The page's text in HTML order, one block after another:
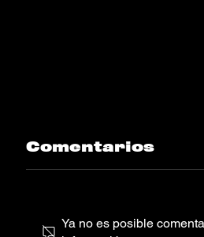
Comentarios
Ya no es posible